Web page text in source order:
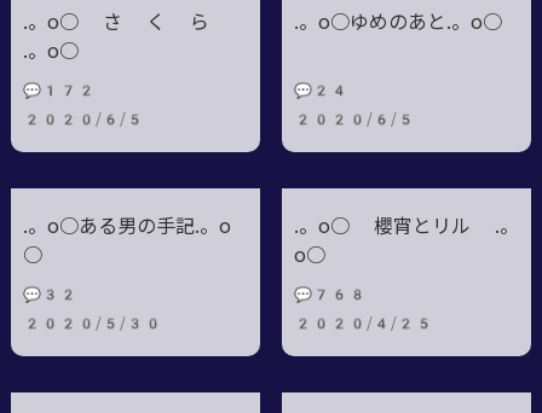
.。o○ さ く ら
.。o○
💬172
2020/6/5
.。o○ゆめのあと.。o○
💬24
2020/6/5
.。o○ある男の手記.。o
○
💬32
2020/5/30
.。o○ 櫻宵とリル .。
o○
💬768
2020/4/25